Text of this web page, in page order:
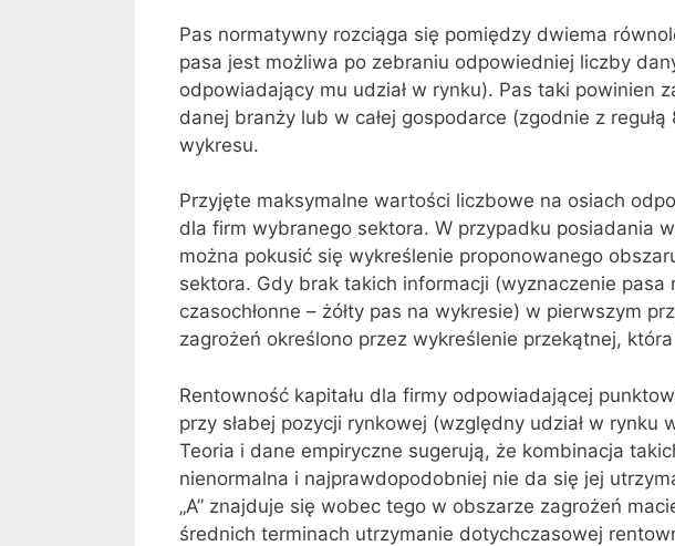
Pas normatywny rozciąga się pomiędzy dwiema
pasa jest możliwa po zebraniu odpowiedniej liczby
odpowiadający mu udział w rynku). Pas taki powinien
danej branży lub w całej gospodarce (zgodnie z
wykresu.
Przyjęte maksymalne wartości liczbowe na osiach
dla firm wybranego sektora. W przypadku posiadania
można pokusić się wykreślenie proponowanego
sektora. Gdy brak takich informacji (wyznaczenie
czasochłonne – żółty pas na wykresie) w pierwszym
zagrożeń określono przez wykreślenie przekątnej,
Rentowność kapitału dla firmy odpowiadającej
przy słabej pozycji rynkowej (względny udział w rynku
Teoria i dane empiryczne sugerują, że kombinacja
nienormalna i najprawdopodobniej nie da się jej
„A” znajduje się wobec tego w obszarze zagrożeń
średnich terminach utrzymanie dotychczasowej